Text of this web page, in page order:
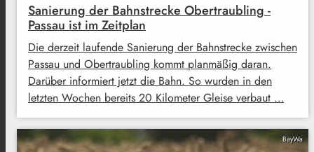
Sanierung der Bahnstrecke Obertraubling -
Passau ist im Zeitplan
Die derzeit laufende Sanierung der Bahnstrecke zwischen
Passau und Obertraubling kommt planmäßig daran.
Darüber informiert jetzt die Bahn. So wurden in den
letzten Wochen bereits 20 Kilometer Gleise verbaut …
BayWa